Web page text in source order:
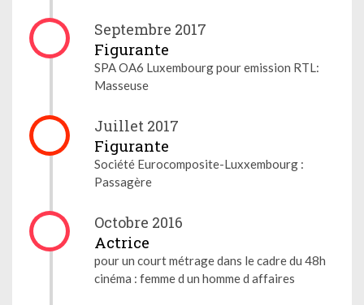
Septembre 2017
Figurante
SPA OA6 Luxembourg pour emission RTL:
Masseuse
Juillet 2017
Figurante
Société Eurocomposite-Luxxembourg :
Passagère
Octobre 2016
Actrice
pour un court métrage dans le cadre du 48h
cinéma : femme d un homme d affaires